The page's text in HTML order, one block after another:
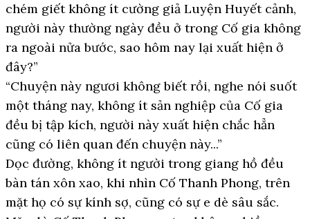
chém giết không ít cường giả Luyện Huyết cảnh,
người này thường ngày đều ở trong Cố gia không
ra ngoài nửa bước, sao hôm nay lại xuất hiện ở
đây?”
“Chuyện này ngươi không biết rồi, nghe nói suốt
một tháng nay, không ít sản nghiệp của Cố gia
đều bị tập kích, người này xuất hiện chắc hẳn
cũng có liên quan đến chuyện này...”
Dọc đường, không ít người trong giang hồ đều
bàn tán xôn xao, khi nhìn Cố Thanh Phong, trên
mặt họ có sự kính sợ, cũng có sự e dè sâu sắc.